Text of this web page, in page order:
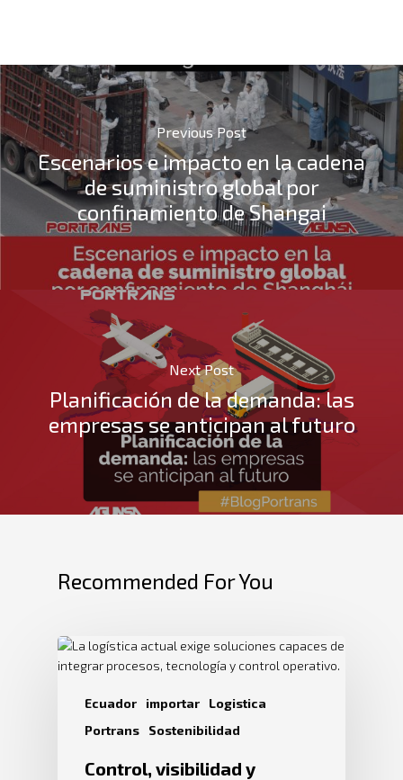
Previous Post
Escenarios e impacto en la cadena
de suministro global por
confinamiento de Shangai
Next Post
Planificación de la demanda: las
empresas se anticipan al futuro
Recommended For You
Ecuador importar
Logistica
Portrans
Sostenibilidad
Control, visibilidad y